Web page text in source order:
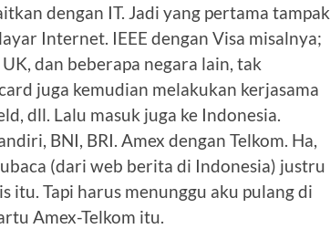
dengan IT. Jadi yang pertama tampak
Internet. IEEE dengan Visa misalnya;
dan beberapa negara lain, tak
juga kemudian melakukan kerjasama
dll. Lalu masuk juga ke Indonesia.
BNI, BRI. Amex dengan Telkom. Ha,
(dari web berita di Indonesia) justru
itu. Tapi harus menunggu aku pulang di
Amex-Telkom itu.